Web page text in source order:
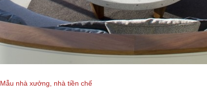
Mẫu nhà xưởng, nhà tiền chế